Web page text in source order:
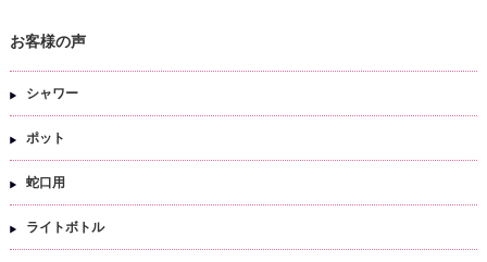
お客様の声
シャワー
ポット
蛇口用
ライトボトル